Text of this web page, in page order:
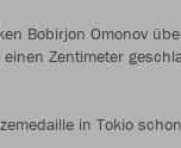
Bobirjon Omonov
Zentimeter
in Tokio